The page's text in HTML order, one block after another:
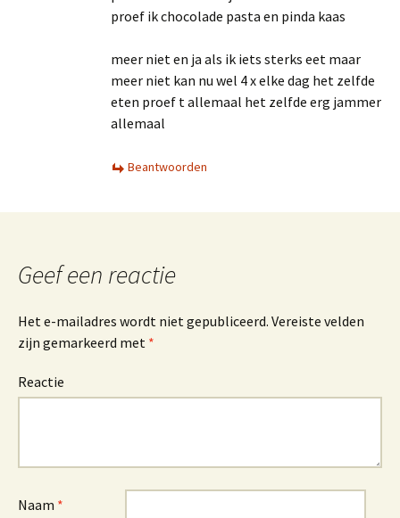
proef ik chocolade pasta en pinda kaas
meer niet en ja als ik iets sterks eet maar
meer niet kan nu wel 4 x elke dag het zelfde
eten proef t allemaal het zelfde erg jammer
allemaal
Beantwoorden
Geef een reactie
Het e-mailadres wordt niet gepubliceerd. Vereiste velden
zijn gemarkeerd met *
Reactie
Naam *